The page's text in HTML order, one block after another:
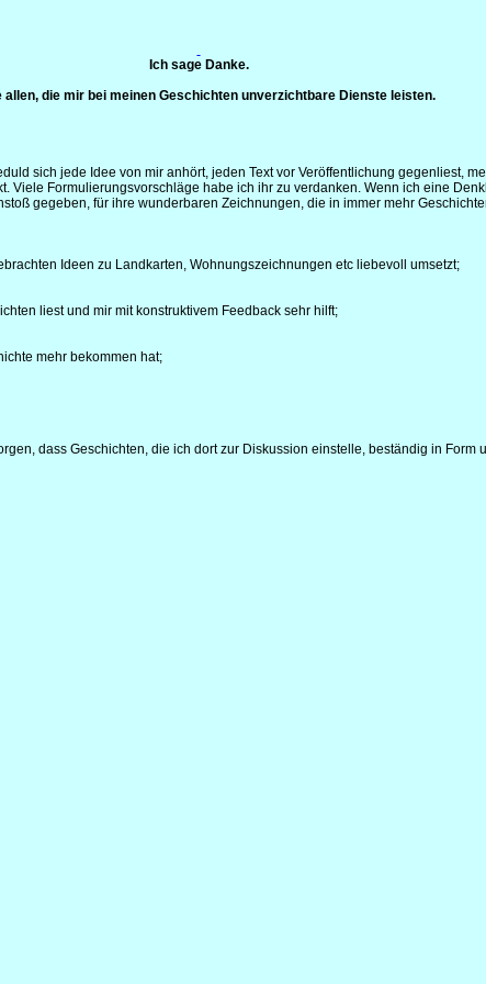
Ich sage Danke.
allen, die mir bei meinen Geschichten unverzichtbare Dienste leisten.
sich jede Idee von mir anhört, jeden Text vor Veröffentlichung gegenliest,
Viele Formulierungsvorschläge habe ich ihr zu verdanken. Wenn ich eine
gegeben, für ihre wunderbaren Zeichnungen, die in immer mehr
Ideen zu Landkarten, Wohnungszeichnungen etc liebevoll umsetzt;
liest und mir mit konstruktivem Feedback sehr hilft;
mehr bekommen hat;
dass Geschichten, die ich dort zur Diskussion einstelle, beständig in Form